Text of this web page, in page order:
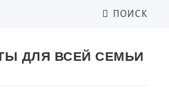
ПОИСК
ДЛЯ ВСЕЙ СЕМЬИ